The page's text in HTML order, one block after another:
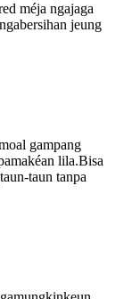
méja ngajaga
jeung
gampang
lila.Bisa
taun tanpa